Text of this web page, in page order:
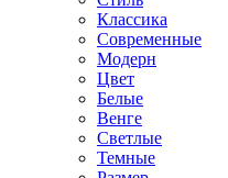
Классика
Современные
Модерн
Цвет
Белые
Венге
Светлые
Темные